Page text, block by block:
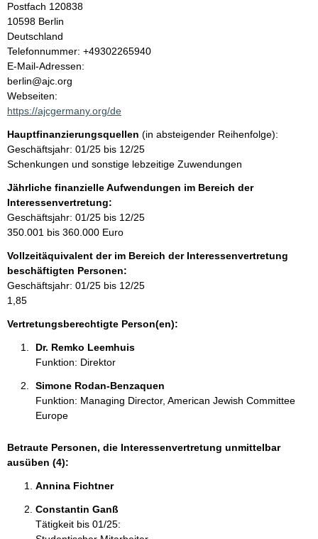
h
a
l
t
Postfach 120838
10598 Berlin
Deutschland
K
o
n
t
a
t
i
n
f
o
r
m
t
i
o
n
e
Telefonnummer: +49302265940
E-Mail-Adressen:
berlin@ajc.org
Webseiten:
https://ajcgermany.org/de
Hauptfinanzierungsquellen (in absteigender Reihenfolge):
Geschäftsjahr: 01/25 bis 12/25
Schenkungen und sonstige lebzeitige Zuwendungen
Jährliche finanzielle Aufwendungen im Bereich der
Interessenvertretung:
Geschäftsjahr: 01/25 bis 12/25
350.001 bis 360.000 Euro
Vollzeitäquivalent der im Bereich der Interessenvertretung
beschäftigten Personen:
Geschäftsjahr: 01/25 bis 12/25
1,85
Vertretungsberechtigte Person(en):
Dr. Remko Leemhuis
Funktion: Direktor
Simone Rodan-Benzaquen
Funktion: Managing Director, American Jewish Committee
Europe
Betraute Personen, die Interessenvertretung unmittelbar
ausüben (4):
Annina Fichtner
Constantin Ganß
Tätigkeit bis 01/25: